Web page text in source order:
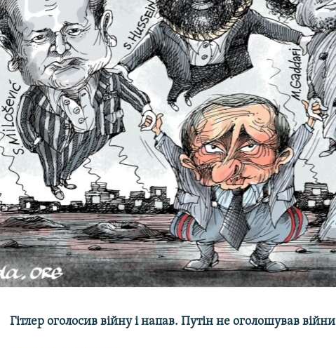
Гітлер оголосив війну і напав. Путін не оголошував війни